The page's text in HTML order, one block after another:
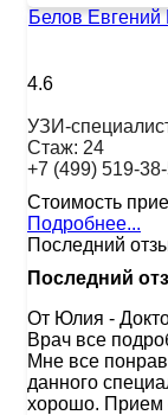
Белов
4.6
УЗИ-
Стаж: 24
+7 (499) 519-
Стоимость
Подробнее...
Последний
Последний
От Юлия -
Врач все
Мне все
данного
хорошо. Прием